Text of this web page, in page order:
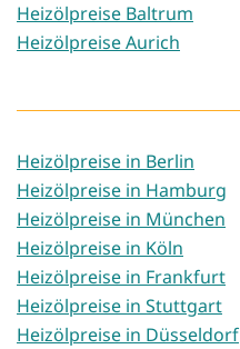
Heizölpreise Baltrum
Heizölpreise Aurich
Heizölpreise in Berlin
Heizölpreise in Hamburg
Heizölpreise in München
Heizölpreise in Köln
Heizölpreise in Frankfurt
Heizölpreise in Stuttgart
Heizölpreise in Düsseldorf